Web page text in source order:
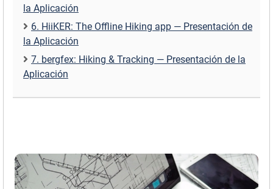
la Aplicación
6. HiiKER: The Offline Hiking app — Presentación de
la Aplicación
7. bergfex: Hiking & Tracking — Presentación de la
Aplicación